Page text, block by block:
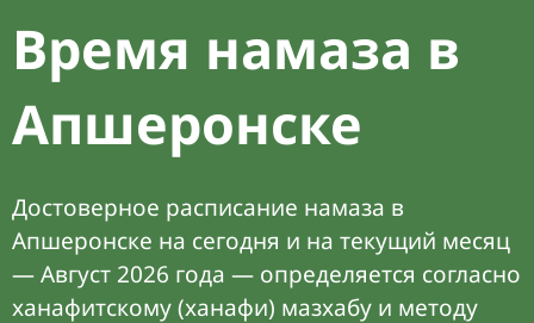
Время намаза в
Апшеронске
Достоверное расписание намаза в
Апшеронске на сегодня и на текущий месяц
— Август 2026 года — определяется согласно
ханафитскому (ханафи) мазхабу и методу